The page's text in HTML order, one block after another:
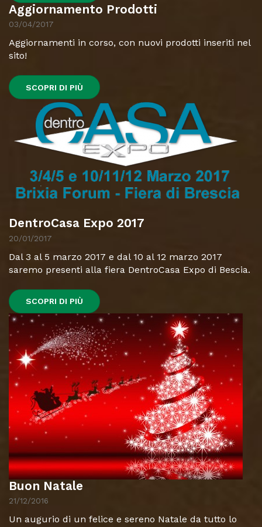
Aggiornamento Prodotti
03/04/2017
Aggiornamenti in corso, con nuovi prodotti inseriti nel
sito!
SCOPRI DI PIÙ
DentroCasa Expo 2017
20/01/2017
Dal 3 al 5 marzo 2017 e dal 10 al 12 marzo 2017
saremo presenti alla fiera DentroCasa Expo di Bescia.
SCOPRI DI PIÙ
Buon Natale
21/12/2016
Un augurio di un felice e sereno Natale da tutto lo